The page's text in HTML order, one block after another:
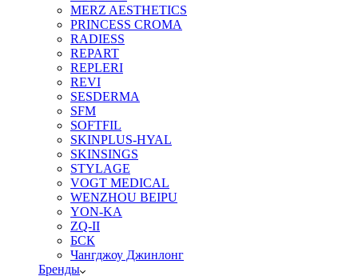
MERZ AESTHETICS
PRINCESS CROMA
RADIESS
REPART
REPLERI
REVI
SESDERMA
SFM
SOFTFIL
SKINPLUS-HYAL
SKINSINGS
STYLAGE
VOGT MEDICAL
WENZHOU BEIPU
YON-KA
ZQ-II
БСК
Чангджоу Джинлонг
Бренды